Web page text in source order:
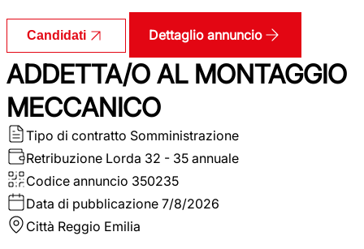
Candidati Dettaglio annuncio
ADDETTA/O AL MONTAGGIO
MECCANICO
Tipo di contratto Somministrazione
Retribuzione Lorda 32 - 35 annuale
Codice annuncio 350235
Data di pubblicazione 7/8/2026
Città Reggio Emilia